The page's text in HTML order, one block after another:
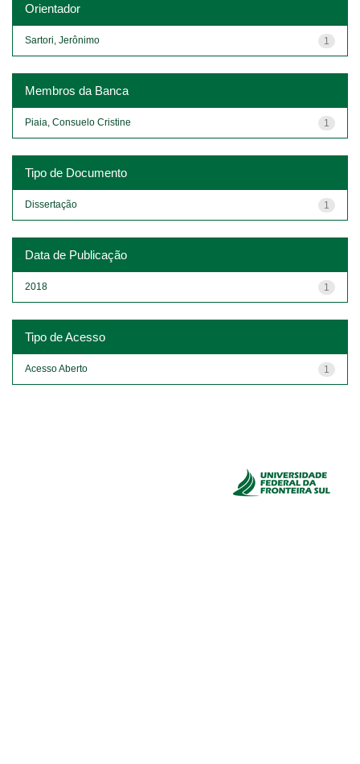
Orientador
1
Sartori, Jerônimo
Membros da Banca
1
Piaia, Consuelo Cristine
Tipo de Documento
1
Dissertação
Data de Publicação
1
2018
Tipo de Acesso
1
Acesso Aberto